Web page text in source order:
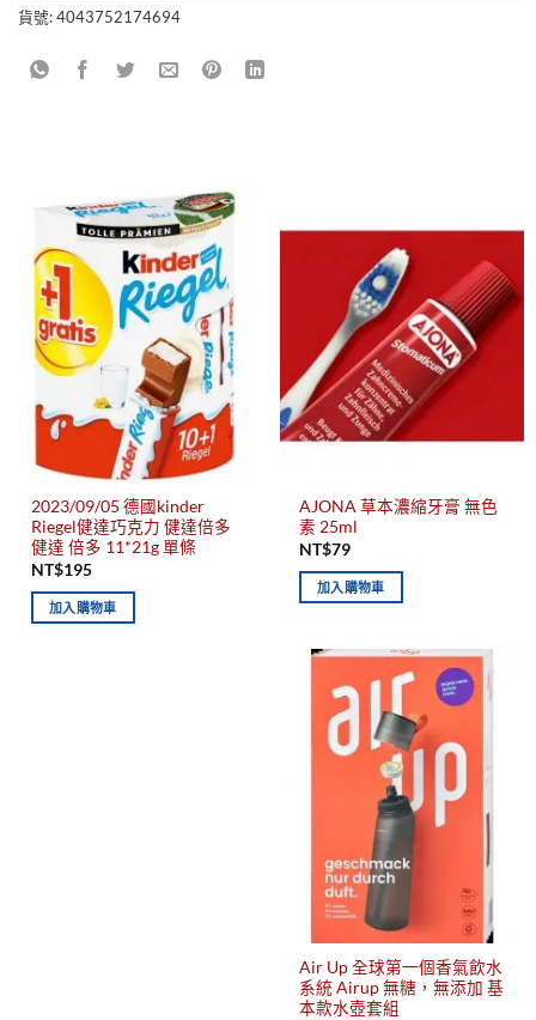
貨號:4043752174694
2023/09/05 德國kinder
Riegel健達巧克力 健達倍多
健達 倍多 11*21g 單條
NT$195
加入購物車
AJONA 草本濃縮牙膏 無色
素 25ml
NT$79
加入購物車
Air Up 全球第一個香氣飲水
系統 Airup 無糖，無添加 基
本款水壺套組